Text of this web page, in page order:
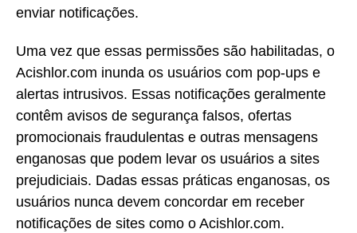
enviar notificações.
Uma vez que essas permissões são habilitadas, o
Acishlor.com inunda os usuários com pop-ups e
alertas intrusivos. Essas notificações geralmente
contêm avisos de segurança falsos, ofertas
promocionais fraudulentas e outras mensagens
enganosas que podem levar os usuários a sites
prejudiciais. Dadas essas práticas enganosas, os
usuários nunca devem concordar em receber
notificações de sites como o Acishlor.com.